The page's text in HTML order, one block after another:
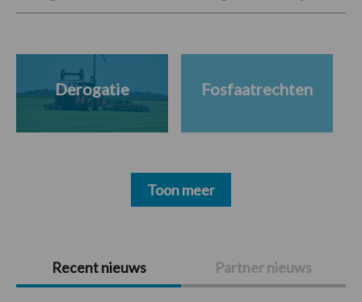
Primaire
Sidebar
Recent nieuws Partner nieuws
Derogatie Fosfaatrechten
Toon meer